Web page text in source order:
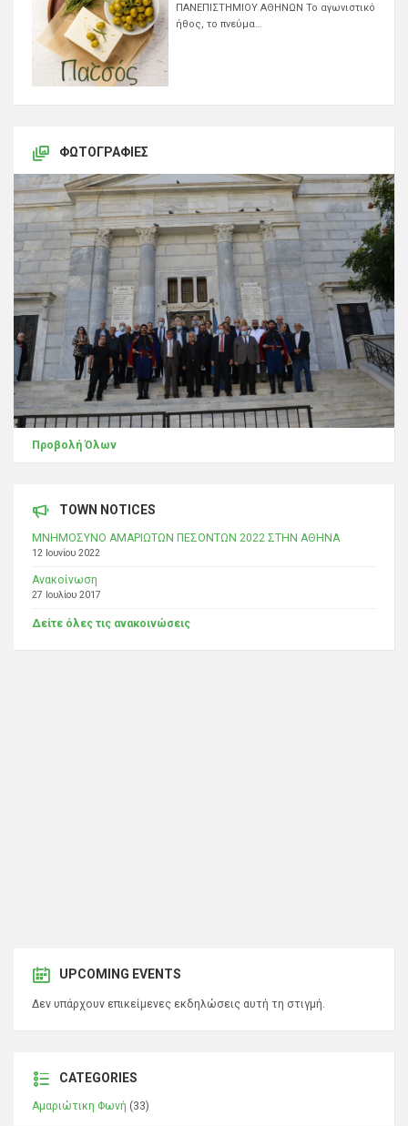
ΠΑΝΕΠΙΣΤΗΜΙΟΥ ΑΘΗΝΩΝ Το αγωνιστικό
ήθος, το πνεύμα…
ΦΩΤΟΓΡΑΦΊΕΣ
Προβολή Όλων
TOWN NOTICES
ΜΝΗΜΟΣΥΝΟ ΑΜΑΡΙΩΤΩΝ ΠΕΣΟΝΤΩΝ 2022 ΣΤΗΝ ΑΘΗΝΑ
12 Ιουνίου 2022
Ανακοίνωση
27 Ιουλίου 2017
Δείτε όλες τις ανακοινώσεις
UPCOMING EVENTS
Δεν υπάρχουν επικείμενες εκδηλώσεις αυτή τη στιγμή.
CATEGORIES
Αμαριώτικη Φωνή (33)